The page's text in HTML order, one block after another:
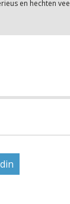
en hechten